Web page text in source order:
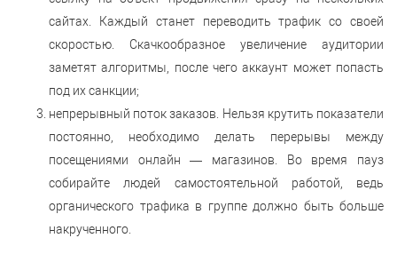
сайтах. Каждый станет переводить трафик со своей
скоростью. Скачкообразное увеличение аудитории
заметят алгоритмы, после чего аккаунт может попасть
под их санкции;
непрерывный поток заказов. Нельзя крутить показатели
постоянно, необходимо делать перерывы между
посещениями онлайн — магазинов. Во время пауз
собирайте людей самостоятельной работой, ведь
органического трафика в группе должно быть больше
накрученного.